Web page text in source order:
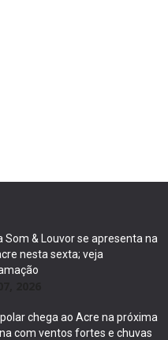
Som & Louvor se apresenta na
nesta sexta; veja
chega ao Acre na próxima
com ventos fortes e chuvas